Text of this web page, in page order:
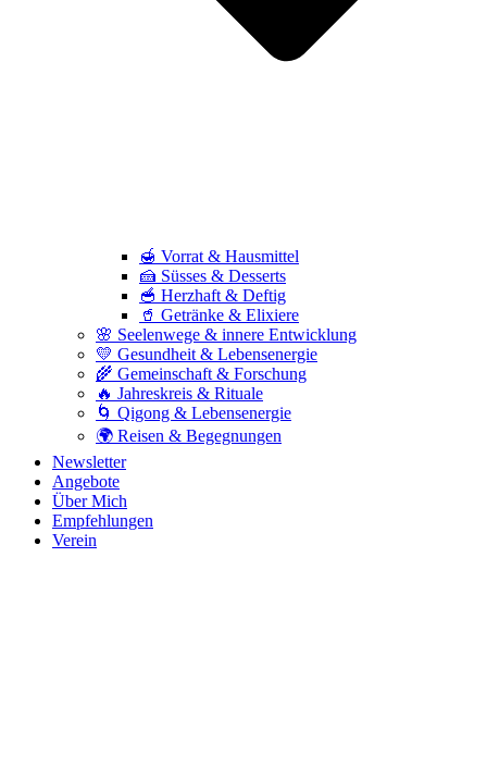
🍯 Vorrat & Hausmittel
🍰 Süsses & Desserts
🥣 Herzhaft & Deftig
🥤 Getränke & Elixiere
🌸 Seelenwege & innere Entwicklung
💛 Gesundheit & Lebensenergie
🌾 Gemeinschaft & Forschung
🔥 Jahreskreis & Rituale
🌀 Qigong & Lebensenergie
🌍 Reisen & Begegnungen
Newsletter
Angebote
Über Mich
Empfehlungen
Verein